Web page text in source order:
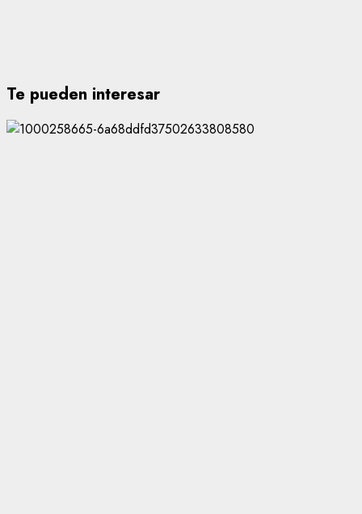
Te pueden interesar